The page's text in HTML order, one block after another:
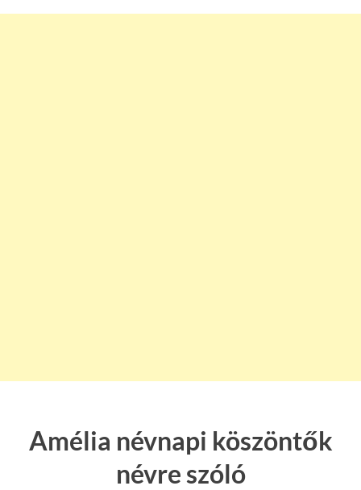
Amélia névnapi köszöntők
névre szóló